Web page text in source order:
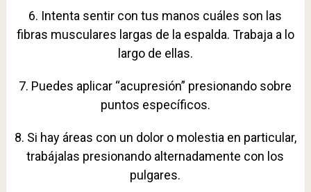
6. Intenta sentir con tus manos cuáles son las
fibras musculares largas de la espalda. Trabaja a lo
largo de ellas.
7. Puedes aplicar “acupresión” presionando sobre
puntos específicos.
8. Si hay áreas con un dolor o molestia en particular,
trabájalas presionando alternadamente con los
pulgares.